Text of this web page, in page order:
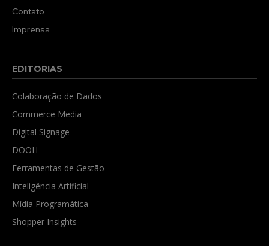
Contato
Imprensa
EDITORIAS
Colaboração de Dados
Commerce Media
Digital Signage
DOOH
Ferramentas de Gestão
Inteligência Artificial
Mídia Programática
Shopper Insights